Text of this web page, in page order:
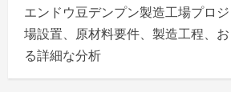
す
メ
ニ
ュ
エンドウ豆デンプン製造工場プロ
場設置、原材料要件、製造工程、
る詳細な分析